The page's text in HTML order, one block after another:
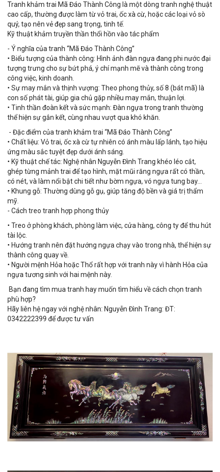
Tranh khảm trai Mã Đáo Thành Công là một dòng tranh nghệ thuật
cao cấp, thường được làm từ vỏ trai, ốc xà cừ, hoặc các loại vỏ sò
quý, tạo nên vẻ đẹp sang trọng, tinh tế.
Kỹ thuật khảm truyền thần thổi hồn vào tác phẩm
- Ý nghĩa của tranh “Mã Đáo Thành Công”
• Biểu tượng của thành công: Hình ảnh đàn ngựa đang phi nước đại
tượng trưng cho sự bứt phá, ý chí mạnh mẽ và thành công trong
công việc, kinh doanh.
• Sự may mắn và thịnh vượng: Theo phong thủy, số 8 (bát mã) là
con số phát tài, giúp gia chủ gặp nhiều may mắn, thuận lợi.
• Tinh thần đoàn kết và sức mạnh: Đàn ngựa trong tranh thường
thể hiện sự gắn kết, cùng nhau vượt qua khó khăn.
- Đặc điểm của tranh khảm trai “Mã Đáo Thành Công”
• Chất liệu: Vỏ trai, ốc xà cừ tự nhiên có ánh màu lấp lánh, tạo hiệu
ứng màu sắc tuyệt đẹp dưới ánh sáng.
• Kỹ thuật chế tác: Nghệ nhân Nguyễn Đình Trang khéo léo cắt,
ghép từng mảnh trai để tạo hình, mặt mũi răng ngựa rất có thần,
có nét, và làm nổi bật chi tiết như bờm ngựa, vó ngựa tung bay…
• Khung gỗ: Thường dùng gỗ gụ, giúp tăng độ bền và giá trị thẩm
mỹ.
- Cách treo tranh hợp phong thủy
• Treo ở phòng khách, phòng làm việc, cửa hàng, công ty để thu hút
tài lộc.
• Hướng tranh nên đặt hướng ngựa chạy vào trong nhà, thể hiện sự
thành công quay về.
• Người mệnh Hỏa hoặc Thổ rất hợp với tranh này vì hành Hỏa của
ngựa tương sinh với hai mệnh này.
Bạn đang tìm mua tranh hay muốn tìm hiểu về cách chọn tranh
phù hợp?
Hãy liên hệ ngay với nghệ nhân: Nguyễn Đình Trang: ĐT:
0342222399 để được tư vấn